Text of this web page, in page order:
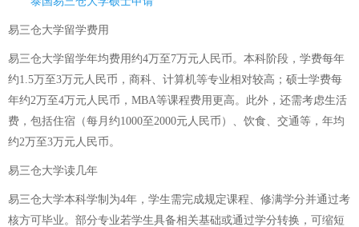
易三仓大学留学费用
易三仓大学留学年均费用约4万至7万元人民币。本科阶段，学费每年
约1.5万至3万元人民币，商科、计算机等专业相对较高；硕士学费每
年约2万至4万元人民币，MBA等课程费用更高。此外，还需考虑生活
费，包括住宿（每月约1000至2000元人民币）、饮食、交通等，年均
约2万至3万元人民币。
易三仓大学读几年
易三仓大学本科学制为4年，学生需完成规定课程、修满学分并通过考
核方可毕业。部分专业若学生具备相关基础或通过学分转换，可缩短